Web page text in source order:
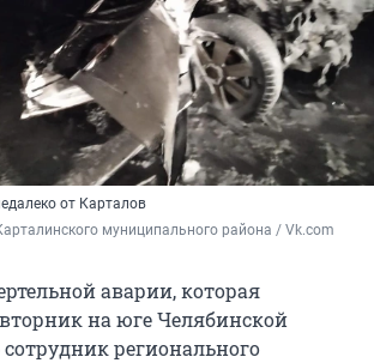
от Карталов
муниципального района / Vk.com
аварии, которая
на юге Челябинской
сотрудник регионального